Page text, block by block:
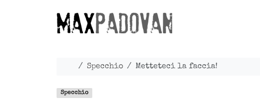
HomeSpecchio Metteteci la faccia!
Specchio